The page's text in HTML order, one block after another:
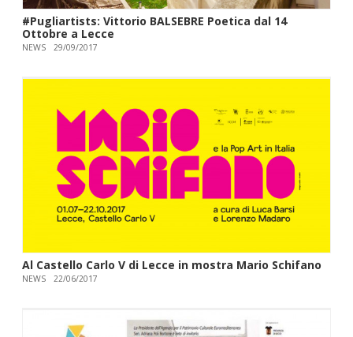
#Pugliartists: Vittorio BALSEBRE Poetica dal 14
Ottobre a Lecce
NEWS 29/09/2017
Al Castello Carlo V di Lecce in mostra Mario Schifano
NEWS 22/06/2017